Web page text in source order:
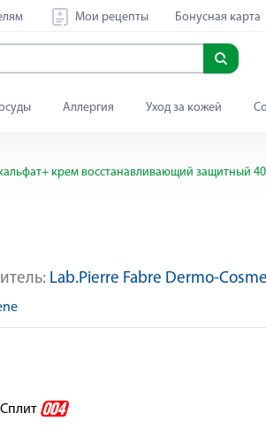
Мои рецепты Бонусная карта
Аллергия Уход за кожей
крем восстанавливающий защитный
Lab.Pierre Fabre Dermo-